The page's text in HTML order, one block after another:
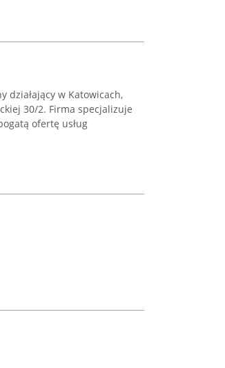
działający w Katowicach,
30/2. Firma specjalizuje
ofertę usług